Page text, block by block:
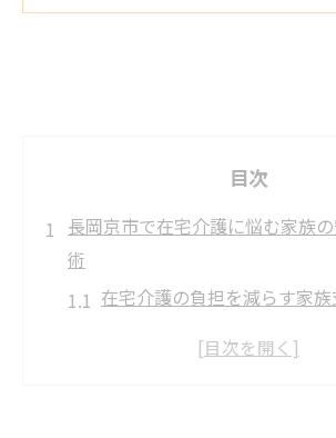
目次
長岡京市で在宅介護に悩む家族
術
在宅介護の負担を減らす家
介護の悩みを共有できる地域